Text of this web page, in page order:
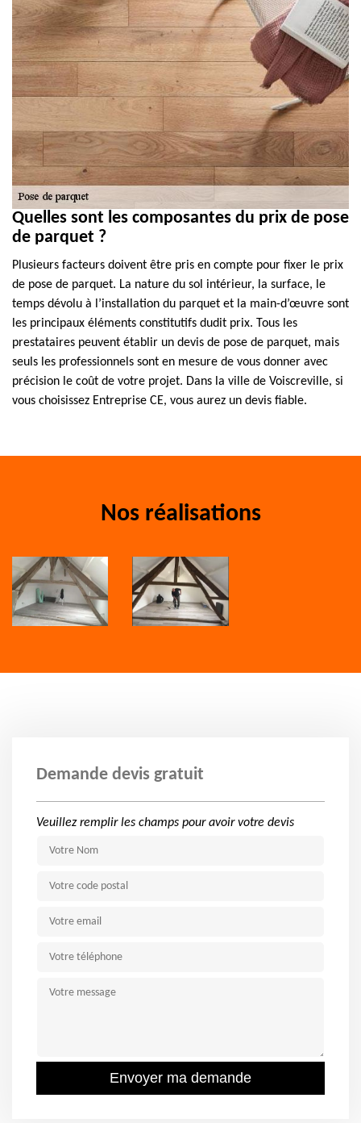
Quelles sont les composantes du prix de pose
de parquet ?
Plusieurs facteurs doivent être pris en compte pour fixer le prix
de pose de parquet. La nature du sol intérieur, la surface, le
temps dévolu à l’installation du parquet et la main-d’œuvre sont
les principaux éléments constitutifs dudit prix. Tous les
prestataires peuvent établir un devis de pose de parquet, mais
seuls les professionnels sont en mesure de vous donner avec
précision le coût de votre projet. Dans la ville de Voiscreville, si
vous choisissez Entreprise CE, vous aurez un devis fiable.
Nos réalisations
Demande devis gratuit
Veuillez remplir les champs pour avoir votre devis